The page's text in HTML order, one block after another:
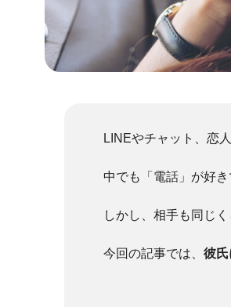
LINEやチャット、恋
中でも「電話」が好
しかし、相手も同じ
今回の記事では、 彼